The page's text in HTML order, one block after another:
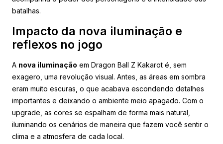
batalhas.
Impacto da nova iluminação e
reflexos no jogo
A nova iluminação em Dragon Ball Z Kakarot é, sem
exagero, uma revolução visual. Antes, as áreas em sombra
eram muito escuras, o que acabava escondendo detalhes
importantes e deixando o ambiente meio apagado. Com o
upgrade, as cores se espalham de forma mais natural,
iluminando os cenários de maneira que fazem você sentir o
clima e a atmosfera de cada local.